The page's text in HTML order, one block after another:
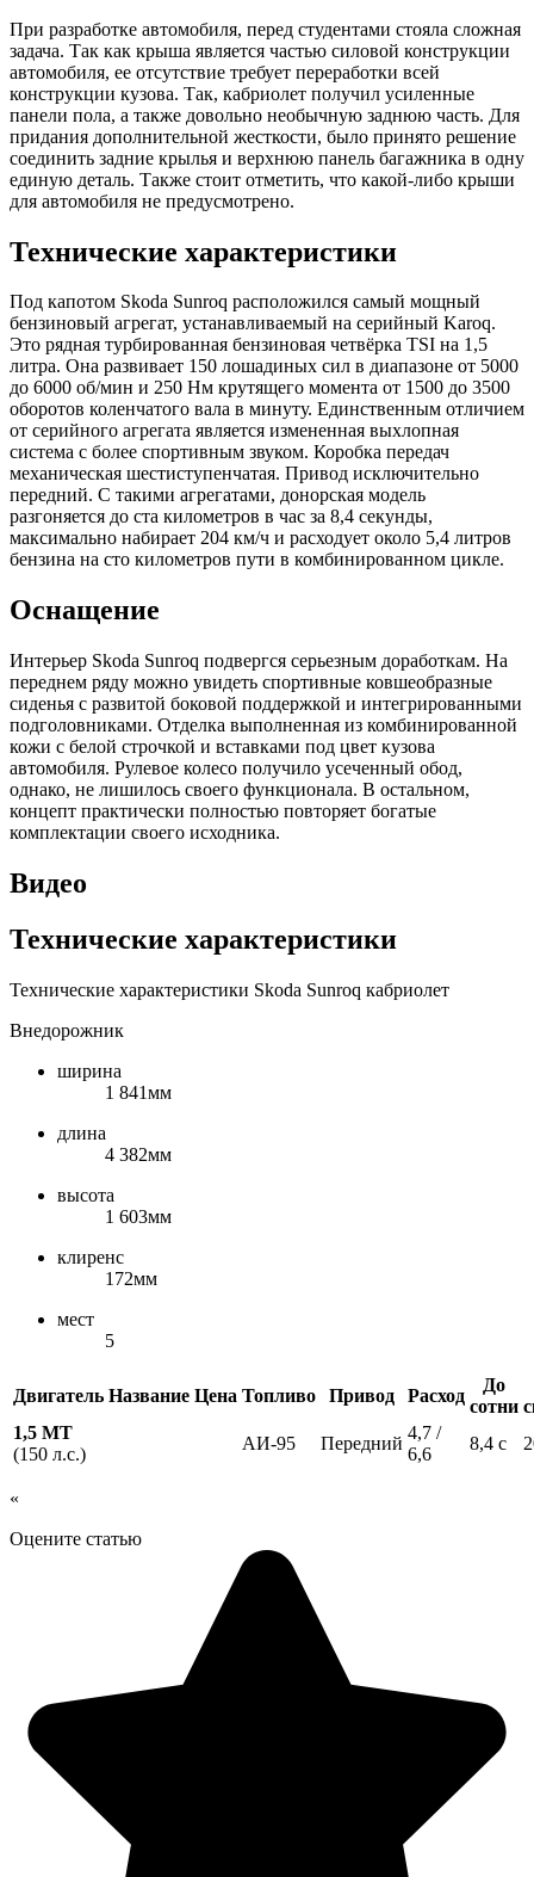
При разработке автомобиля, перед студентами стояла сложная
задача. Так как крыша является частью силовой конструкции
автомобиля, ее отсутствие требует переработки всей
конструкции кузова. Так, кабриолет получил усиленные
панели пола, а также довольно необычную заднюю часть. Для
придания дополнительной жесткости, было принято решение
соединить задние крылья и верхнюю панель багажника в одну
единую деталь. Также стоит отметить, что какой-либо крыши
для автомобиля не предусмотрено.
Технические характеристики
Под капотом Skoda Sunroq расположился самый мощный
бензиновый агрегат, устанавливаемый на серийный Karoq.
Это рядная турбированная бензиновая четвёрка TSI на 1,5
литра. Она развивает 150 лошадиных сил в диапазоне от 5000
до 6000 об/мин и 250 Нм крутящего момента от 1500 до 3500
оборотов коленчатого вала в минуту. Единственным отличием
от серийного агрегата является измененная выхлопная
система с более спортивным звуком. Коробка передач
механическая шестиступенчатая. Привод исключительно
передний. С такими агрегатами, донорская модель
разгоняется до ста километров в час за 8,4 секунды,
максимально набирает 204 км/ч и расходует около 5,4 литров
бензина на сто километров пути в комбинированном цикле.
Оснащение
Интерьер Skoda Sunroq подвергся серьезным доработкам. На
переднем ряду можно увидеть спортивные ковшеобразные
сиденья с развитой боковой поддержкой и интегрированными
подголовниками. Отделка выполненная из комбинированной
кожи с белой строчкой и вставками под цвет кузова
автомобиля. Рулевое колесо получило усеченный обод,
однако, не лишилось своего функционала. В остальном,
концепт практически полностью повторяет богатые
комплектации своего исходника.
Видео
Технические характеристики
Технические характеристики Skoda Sunroq кабриолет
Внедорожник
ширина
1 841мм
длина
4 382мм
высота
1 603мм
клиренс
172мм
мест
5
Двигатель Название Цена Топливо Привод Расход
До
сотни
1,5 MT
(150 л.с.)
АИ-95 Передний
4,7 /
6,6
8,4 с
«
Оцените статью